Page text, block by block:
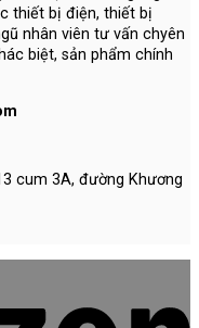
thiết bị điện, thiết bị
nhân viên tư vấn chyên
biệt, sản phẩm chính
cum 3A, đường Khương